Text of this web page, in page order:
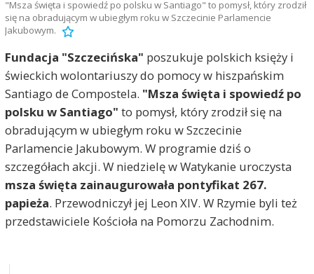
"Msza święta i spowiedź po polsku w Santiago" to pomysł, który zrodził
się na obradującym w ubiegłym roku w Szczecinie Parlamencie
Jakubowym.
Fundacja "Szczecińska" poszukuje polskich księży i
świeckich wolontariuszy do pomocy w hiszpańskim
Santiago de Compostela. "Msza święta i spowiedź po
polsku w Santiago" to pomysł, który zrodził się na
obradującym w ubiegłym roku w Szczecinie
Parlamencie Jakubowym. W programie dziś o
szczegółach akcji. W niedzielę w Watykanie uroczysta
msza święta zainaugurowała pontyfikat 267.
papieża. Przewodniczył jej Leon XIV. W Rzymie byli też
przedstawiciele Kościoła na Pomorzu Zachodnim.